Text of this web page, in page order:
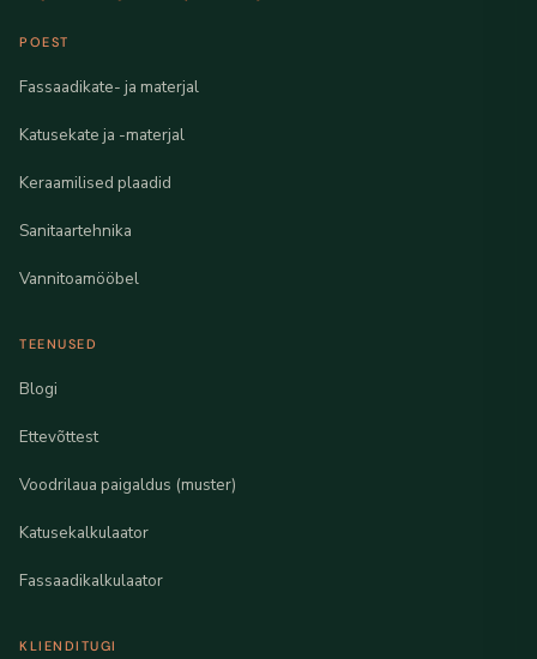
POEST
Fassaadikate- ja materjal
Katusekate ja -materjal
Keraamilised plaadid
Sanitaartehnika
Vannitoamööbel
TEENUSED
Blogi
Ettevõttest
Voodrilaua paigaldus (muster)
Katusekalkulaator
Fassaadikalkulaator
KLIENDITUGI